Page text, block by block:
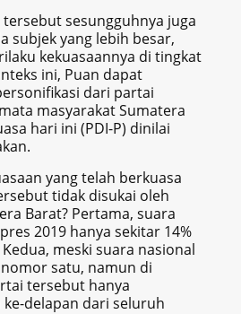
sesungguhnya juga
subjek yang lebih besar,
kekuasaannya di tingkat
ini, Puan dapat
dari partai
masyarakat Sumatera
hari ini (PDI-P) dinilai
yang telah berkuasa
tidak disukai oleh
Barat? Pertama, suara
2019 hanya sekitar 14%
meski suara nasional
nomor satu, namun di
tersebut hanya
delapan dari seluruh